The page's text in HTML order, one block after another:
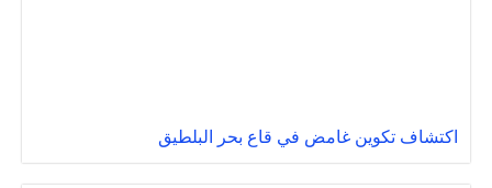
اكتشاف تكوين غامض في قاع بحر البلطيق